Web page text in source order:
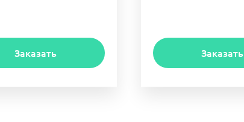
Заказать Заказать